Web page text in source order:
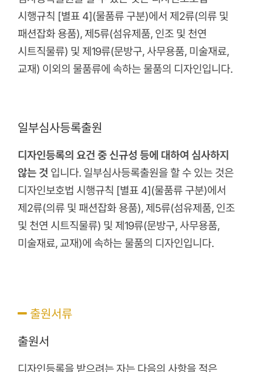
시행규칙 [별표 4](물품류 구분)에서 제2류(의류 및
패션잡화 용품), 제5류(섬유제품, 인조 및 천연
시트직물류) 및 제19류(문방구, 사무용품, 미술재료,
교재) 이외의 물품류에 속하는 물품의 디자인입니다.
일부심사등록출원
디자인등록의 요건 중 신규성 등에 대하여 심사하지
않는 것 입니다. 일부심사등록출원을 할 수 있는 것은
디자인보호법 시행규칙 [별표 4](물품류 구분)에서
제2류(의류 및 패션잡화 용품), 제5류(섬유제품, 인조
및 천연 시트직물류) 및 제19류(문방구, 사무용품,
미술재료, 교재)에 속하는 물품의 디자인입니다.
출원서류
출원서
디자인등록을 받으려는 자는 다음의 사항을 적은